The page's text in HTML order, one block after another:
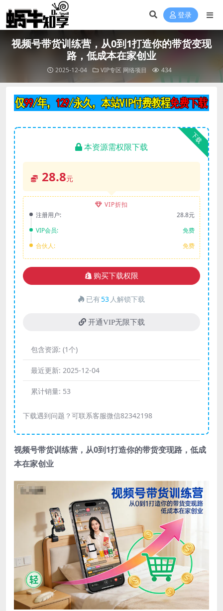
登录
视频号带货训练营，从0到1打造你的带货变现
路，低成本在家创业
2025-12-04 VIP专区 网络项目 434
下载
本资源需权限下载
28.8元
VIP折扣
注册用户:
28.8元
VIP会员:
免费
合伙人:
免费
购买下载权限
已有53 人解锁下载
开通VIP无限下载
包含资源: (1个)
最近更新: 2025-12-04
累计销量: 53
下载遇到问题？可联系客服微信82342198
视频号带货训练营，从0到1打造你的带货变现路，低成
本在家创业